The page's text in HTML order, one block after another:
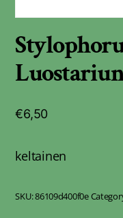
€6,50
keltainen
SKU:86109d400f0e